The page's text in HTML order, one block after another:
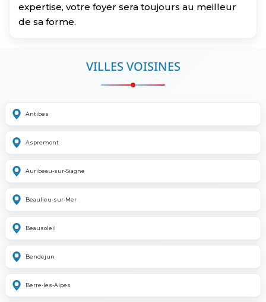
expertise, votre foyer sera toujours au meilleur
de sa forme.
VILLES VOISINES
Antibes
Aspremont
Auribeau-sur-Siagne
Beaulieu-sur-Mer
Beausoleil
Bendejun
Berre-les-Alpes